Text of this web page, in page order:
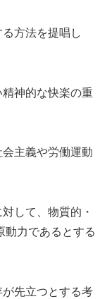
方法を提唱し
神的な快楽の重
主義や労働運動
して、物質的・
動力であるとする
先立つとする考